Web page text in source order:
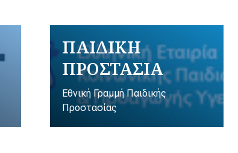
ΠΑΙΔΙΚΗ
ΠΡΟΣΤΑΣΙΑ
Εθνική Γραμμή Παιδικής
Προστασίας